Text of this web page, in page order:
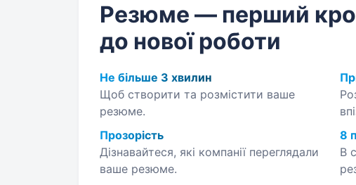
Резюме — перший
до нової роботи
Не більше 3 хвилин
Щоб створити та розмістити ваше
резюме.
Прозорість
Дізнавайтеся, які компанії переглядали
ваше резюме.
8
В